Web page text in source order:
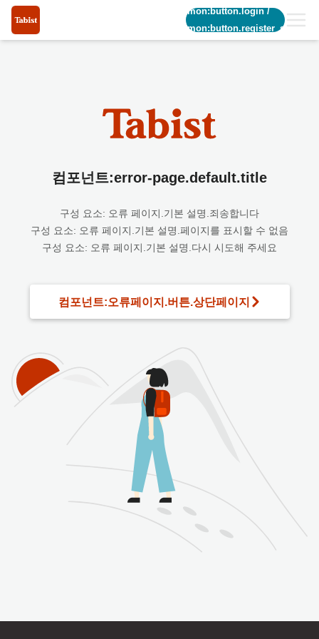
common:button.login/
common:button.register_short
컴포넌트:error-page.default.title
구성 요소: 오류 페이지.기본 설명.죄송합니다
구성 요소: 오류 페이지.기본 설명.페이지를 표시할 수 없음
구성 요소: 오류 페이지.기본 설명.다시 시도해 주세요
컴포넌트:오류페이지.버튼.상단페이지